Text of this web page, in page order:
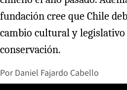
fundación cree que Chile
cambio cultural y legislativo
conservación.
Por Daniel Fajardo Cabello